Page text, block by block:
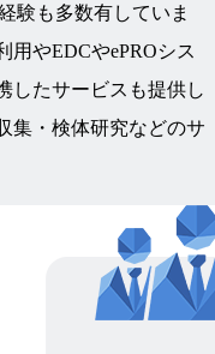
験も多数有していま
用やEDCやePROシス
したサービスも提供し
集・検体研究などのサ